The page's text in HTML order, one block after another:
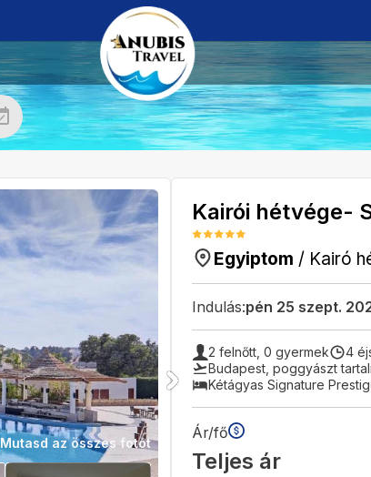
Mutasd az összes fotót
Kairói hétvége-
Egyiptom / Kairó
Indulás:pén 25 szept.
2 felnőtt,0 gyermek 4
Budapest poggyászt
Kétágyas Signature
Ár/fő
Teljes ár